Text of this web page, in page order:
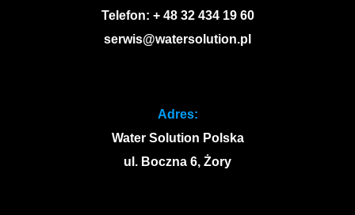
Telefon: + 48 32 434 19 60
serwis@watersolution.pl
Adres:
Water Solution Polska
ul. Boczna 6, Żory